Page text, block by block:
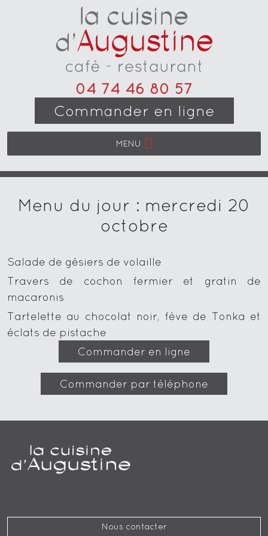
04 74 46 80 57
Commander en ligne
MENU
Menu du jour : mercredi 20
octobre
Salade de gésiers de volaille
Travers de cochon fermier et gratin de
macaronis
Tartelette au chocolat noir, fève de Tonka et
éclats de pistache
Commander en ligne
Commander par téléphone
Nous contacter